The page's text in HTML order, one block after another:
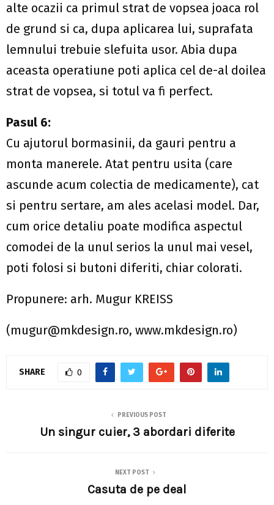
alte ocazii ca primul strat de vopsea joaca rol
de grund si ca, dupa aplicarea lui, suprafata
lemnului trebuie slefuita usor. Abia dupa
aceasta operatiune poti aplica cel de-al doilea
strat de vopsea, si totul va fi perfect.
Pasul 6:
Cu ajutorul bormasinii, da gauri pentru a
monta manerele. Atat pentru usita (care
ascunde acum colectia de medicamente), cat
si pentru sertare, am ales acelasi model. Dar,
cum orice detaliu poate modifica aspectul
comodei de la unul serios la unul mai vesel,
poti folosi si butoni diferiti, chiar colorati.
Propunere: arh. Mugur KREISS
(mugur@mkdesign.ro, www.mkdesign.ro)
SHARE 0
PREVIOUS POST
Un singur cuier, 3 abordari diferite
NEXT POST
Casuta de pe deal